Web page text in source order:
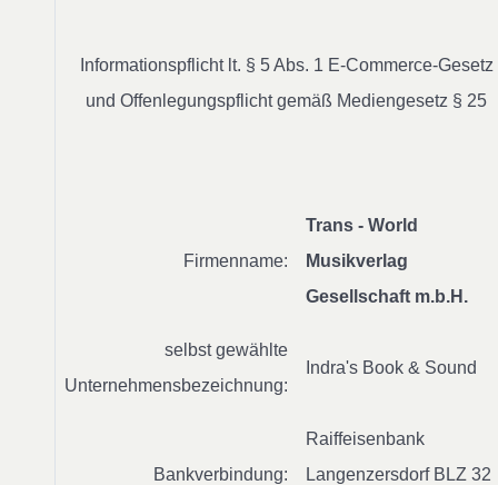
Informationspflicht lt. § 5 Abs. 1 E-Commerce-Gesetz
und Offenlegungspflicht gemäß Mediengesetz § 25
Firmenname:
Trans - World
Musikverlag
Gesellschaft m.b.H.
selbst gewählte
Unternehmensbezeichnung:
Indra's Book & Sound
Bankverbindung:
Raiffeisenbank
Langenzersdorf BLZ 32